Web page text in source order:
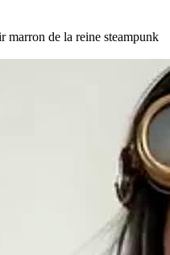
marron de la reine steampunk